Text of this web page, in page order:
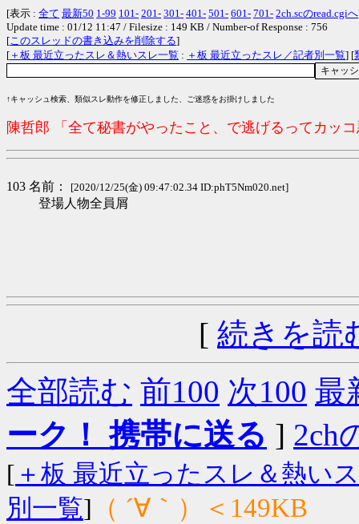
[表示 : 全て 最新50 1-99 101- 201- 301- 401- 501- 601- 701- 2ch.scのread.cgiへ
Update time : 01/12 11:47 / Filesize : 149 KB / Number-of Response : 756
[このスレッドの書き込みを削除する]
[ ＋板 最近立ったスレ＆熱いスレ一覧 : ＋板 最近立ったスレ／記者別一覧] [
↑キャッシュ検索、類似スレ動作を修正しました、ご迷惑をお掛けしました
陳哲郎 「全て秘書がやったこと、で逃げるってカッ
103 名前： [2020/12/25(金) 09:47:02.34 ID:phT5Nm020.net]
登場人物全員屑
[ 続きを読
全部読む 前100 次100 最
ーク！ 携帯に送る ] 2ch
[ ＋板 最近立ったスレ＆熱い
別一覧] （ ´∀｀）＜149KB